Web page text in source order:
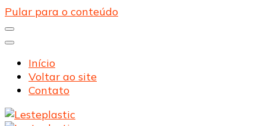
Pular para o conteúdo
Início
Voltar ao site
Contato